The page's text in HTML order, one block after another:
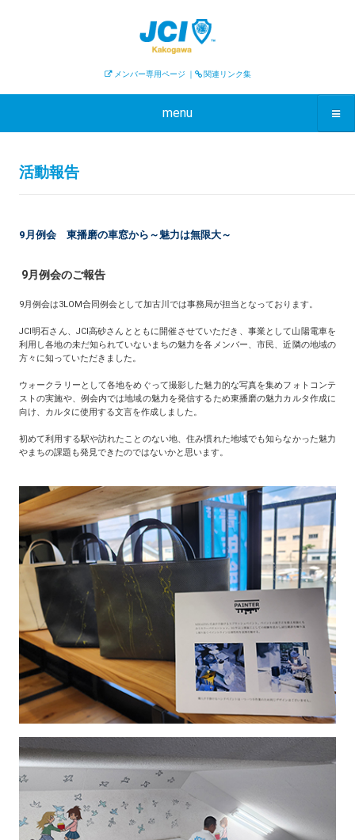
メンバー専用ページ ｜ 関連リンク集
menu
活動報告
9月例会 東播磨の車窓から～魅力は無限大～
9月例会のご報告
9月例会は3LOM合同例会として加古川では事務局が担当となっております。
JCI明石さん、JCI高砂さんとともに開催させていただき、事業として山陽電車を
利用し各地の未だ知られていないまちの魅力を各メンバー、市民、近隣の地域の
方々に知っていただきました。
ウォークラリーとして各地をめぐって撮影した魅力的な写真を集めフォトコンテ
ストの実施や、例会内では地域の魅力を発信するため東播磨の魅力カルタ作成に
向け、カルタに使用する文言を作成しました。
初めて利用する駅や訪れたことのない地、住み慣れた地域でも知らなかった魅力
やまちの課題も発見できたのではないかと思います。